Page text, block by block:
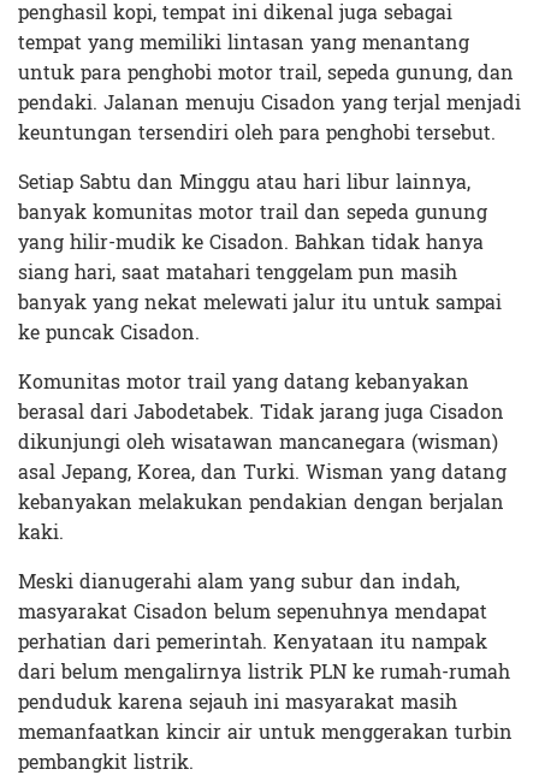
penghasil kopi, tempat ini dikenal juga sebagai
tempat yang memiliki lintasan yang menantang
untuk para penghobi motor trail, sepeda gunung, dan
pendaki. Jalanan menuju Cisadon yang terjal menjadi
keuntungan tersendiri oleh para penghobi tersebut.
Setiap Sabtu dan Minggu atau hari libur lainnya,
banyak komunitas motor trail dan sepeda gunung
yang hilir-mudik ke Cisadon. Bahkan tidak hanya
siang hari, saat matahari tenggelam pun masih
banyak yang nekat melewati jalur itu untuk sampai
ke puncak Cisadon.
Komunitas motor trail yang datang kebanyakan
berasal dari Jabodetabek. Tidak jarang juga Cisadon
dikunjungi oleh wisatawan mancanegara (wisman)
asal Jepang, Korea, dan Turki. Wisman yang datang
kebanyakan melakukan pendakian dengan berjalan
kaki.
Meski dianugerahi alam yang subur dan indah,
masyarakat Cisadon belum sepenuhnya mendapat
perhatian dari pemerintah. Kenyataan itu nampak
dari belum mengalirnya listrik PLN ke rumah-rumah
penduduk karena sejauh ini masyarakat masih
memanfaatkan kincir air untuk menggerakan turbin
pembangkit listrik.